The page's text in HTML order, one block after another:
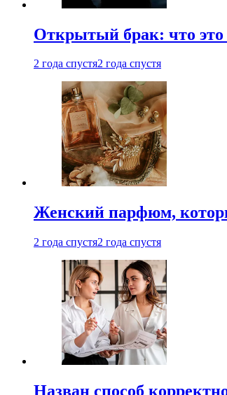
Открытый брак: что
2 года спустя2 года спустя
Женский парфюм,
2 года спустя2 года спустя
Назван способ